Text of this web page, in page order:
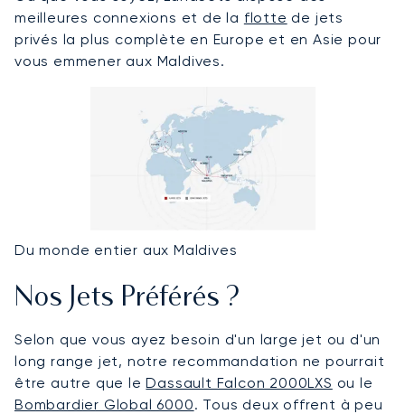
meilleures connexions et de la flotte de jets
privés la plus complète en Europe et en Asie pour
vous emmener aux Maldives.
Du monde entier aux Maldives
Nos Jets Préférés ?
Selon que vous ayez besoin d'un large jet ou d'un
long range jet, notre recommandation ne pourrait
être autre que leDassault Falcon 2000LXS ou le
Bombardier Global 6000. Tous deux offrent à peu